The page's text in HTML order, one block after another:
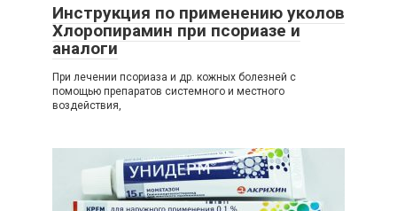
Инструкция по применению уколов
Хлоропирамин при псориазе и
аналоги
При лечении псориаза и др. кожных болезней с
помощью препаратов системного и местного
воздействия,